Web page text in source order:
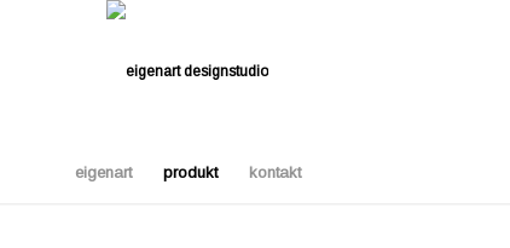
eigenart produkt kontakt